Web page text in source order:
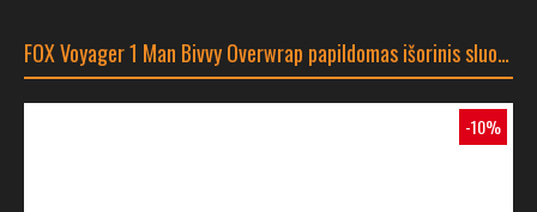
FOX Voyager 1 Man Bivvy Overwrap papildomas išorinis sluoksnis palapinei
-10%